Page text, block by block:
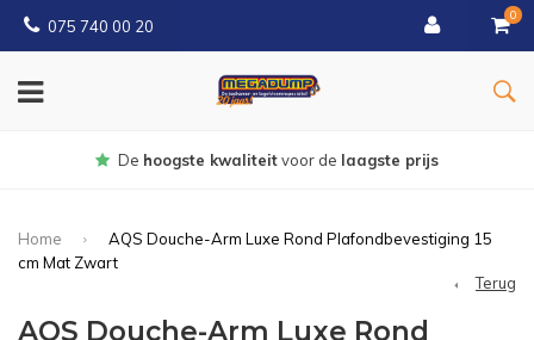
075 740 00 20
0
Gratisbezorgd vanaf € 150
Home
AQS Douche-Arm Luxe Rond Plafondbevestiging 15
cm Mat Zwart
Terug
AQS Douche-Arm Luxe Rond